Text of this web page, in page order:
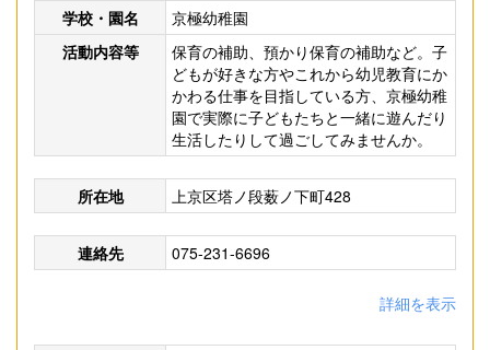
学校・園名
京極幼稚園
活動内容等
保育の補助、預かり保育の補助など。子
どもが好きな方やこれから幼児教育にか
かわる仕事を目指している方、京極幼稚
園で実際に子どもたちと一緒に遊んだり
生活したりして過ごしてみませんか。
所在地 上京区塔ノ段薮ノ下町428
連絡先 075-231-6696
詳細を表示